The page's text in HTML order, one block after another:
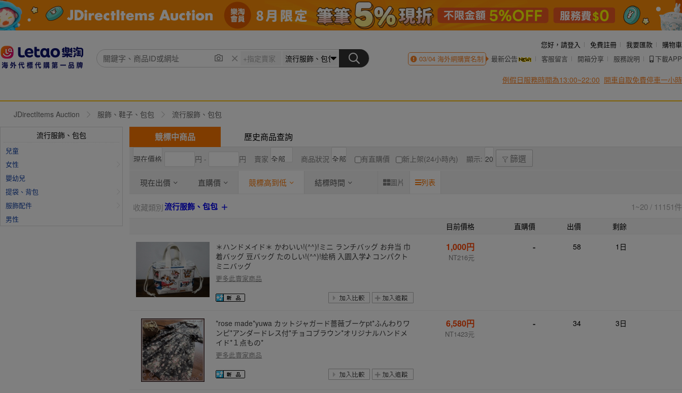
您好， 請登入 免費註冊 我要匯款
購物車
03/04海外網購實名制 最新公告 客服留言 開箱分享 服務說明 下載APP
例假日服務時間為13:00~22:00 開車自取免費停車一小時
JDirectItems Auction 服飾、鞋子、包包 流行服飾、包包
流行服飾、包包
兒童
女性
嬰幼兒
提袋、背包
服飾配件
男性
競標中商品 歷史商品查詢
円 - 円 賣家 商品狀況 有直購價 新上架(24小時內) 顯示: 篩選
現在出價 直購價 競標高到低 結標時間 圖片 列表
收藏類別流行服飾、包包 1~20 / 11151件
目前價格 直購價 出價
剩餘
＊ハンドメイド＊ かわいい!(^^)!ミニ ランチバッグ お弁当 巾
着バッグ 豆バッグ たのしい!(^^)!絵柄 入園入学♪ コンパクト
ミニバッグ
更多此賣家商品
1,000円
NT216元
- 58 1日
*rose made*yuwa カットジャガード薔薇ブーケpt*ふんわりワ
ンピ*アンダードレス付*チョコブラウン*オリジナルハンドメ
イド*１点もの*
更多此賣家商品
6,580円
NT1423元
- 34 3日